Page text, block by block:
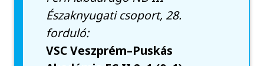
Északnyugati csoport, 28.
forduló:
VSC Veszprém–Puskás